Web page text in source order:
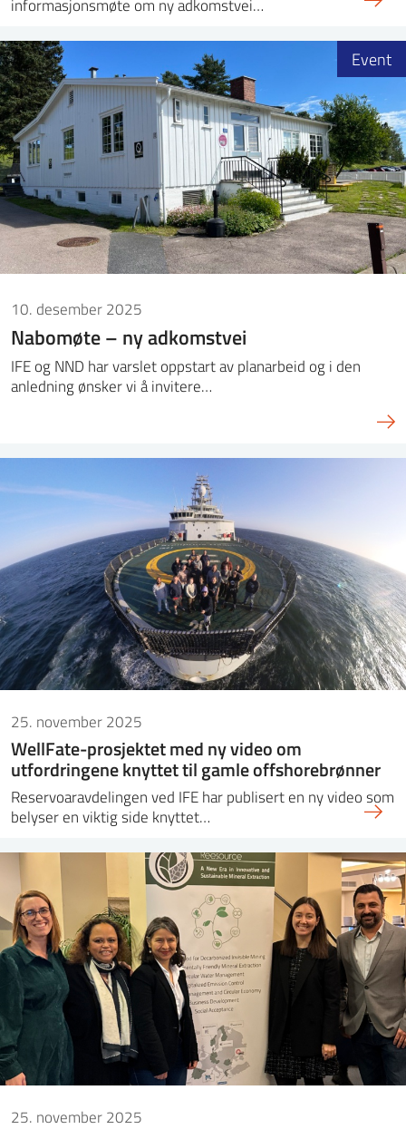
informasjonsmøte om ny adkomstvei…
10. desember 2025
Nabomøte – ny adkomstvei
IFE og NND har varslet oppstart av planarbeid og i den
anledning ønsker vi å invitere…
Event
25. november 2025
WellFate-prosjektet med ny video om
utfordringene knyttet til gamle offshorebrønner
Reservoaravdelingen ved IFE har publisert en ny video som
belyser en viktig side knyttet…
25. november 2025